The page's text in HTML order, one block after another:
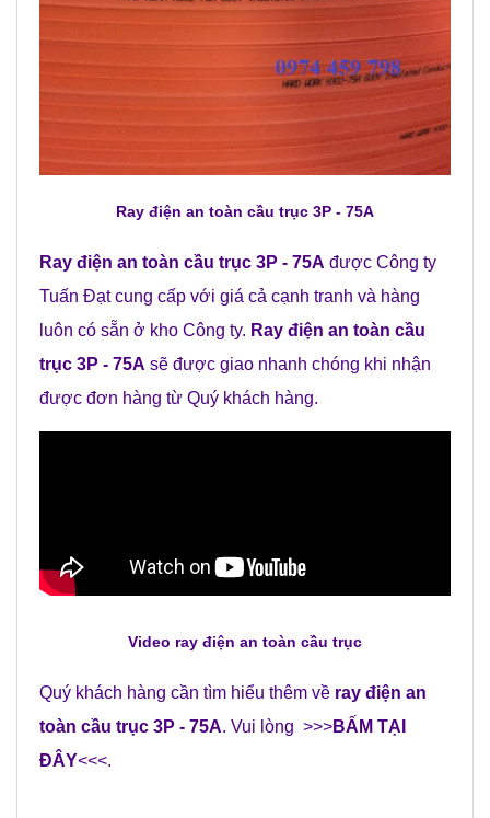
Ray điện an toàn cầu trục 3P - 75A
Ray điện an toàn cầu trục 3P - 75A được Công ty
Tuấn Đạt cung cấp với giá cả cạnh tranh và hàng
luôn có sẵn ở kho Công ty. Ray điện an toàn cầu
trục 3P - 75A sẽ được giao nhanh chóng khi nhận
được đơn hàng từ Quý khách hàng.
Video ray điện an toàn cầu trục
Quý khách hàng cần tìm hiểu thêm về ray điện an
toàn cầu trục 3P - 75A. Vui lòng >>>BẤM TẠI
ĐÂY<<<.